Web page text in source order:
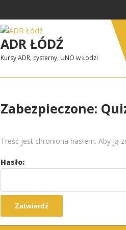
ADR ŁÓDŹ
Kursy ADR, cysterny, UNO w Łodzi
Zabezpieczone:
Treść jest chroniona hasłem. Aby ją
Hasło: